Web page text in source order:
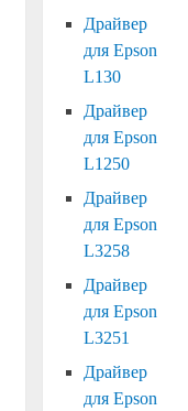
Драйвер
для Epson
L130
Драйвер
для Epson
L1250
Драйвер
для Epson
L3258
Драйвер
для Epson
L3251
Драйвер
для Epson